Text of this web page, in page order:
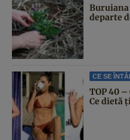
Buruiana
departe
CE SE
TOP 40
Ce dietă